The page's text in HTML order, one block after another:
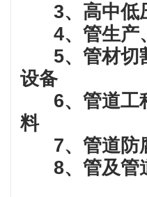
3、高中低
4、管生产
5、管材切
设备
6、管道工
料
7、管道防
8、管及管